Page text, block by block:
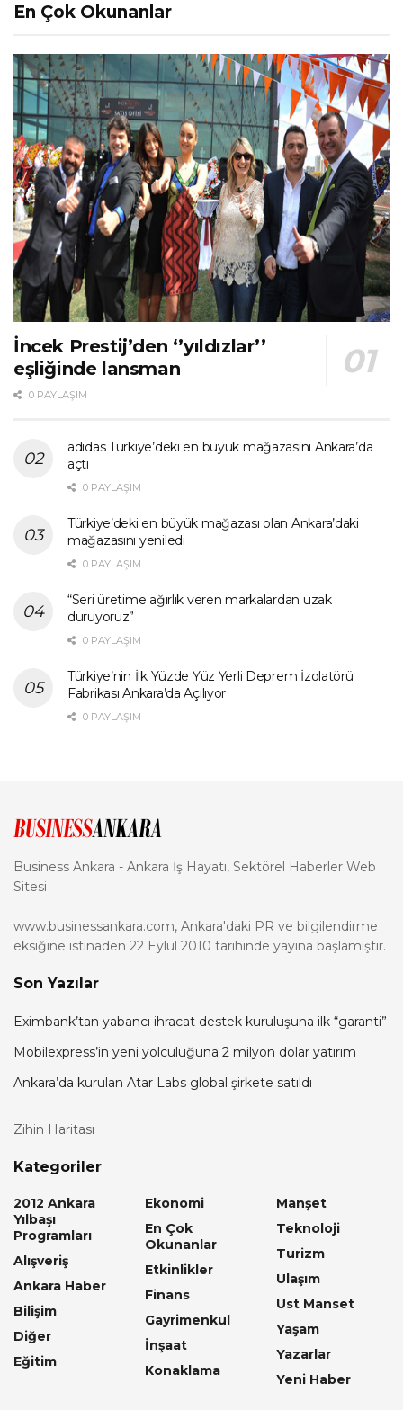
En Çok Okunanlar
İncek Prestij’den ‘’yıldızlar’’
eşliğinde lansman
0 PAYLAŞIM
adidas Türkiye’deki en büyük mağazasını Ankara’da
açtı
0 PAYLAŞIM
Türkiye’deki en büyük mağazası olan Ankara’daki
mağazasını yeniledi
0 PAYLAŞIM
“Seri üretime ağırlık veren markalardan uzak
duruyoruz”
0 PAYLAŞIM
Türkiye’nin İlk Yüzde Yüz Yerli Deprem İzolatörü
Fabrikası Ankara’da Açılıyor
0 PAYLAŞIM
Business Ankara - Ankara İş Hayatı, Sektörel Haberler Web
Sitesi
www.businessankara.com, Ankara'daki PR ve bilgilendirme
eksiğine istinaden 22 Eylül 2010 tarihinde yayına başlamıştır.
Son Yazılar
Eximbank’tan yabancı ihracat destek kuruluşuna ilk “garanti”
Mobilexpress’in yeni yolculuğuna 2 milyon dolar yatırım
Ankara’da kurulan Atar Labs global şirkete satıldı
Zihin Haritası
Kategoriler
2012 Ankara
Yılbaşı
Programları
Alışveriş
Ankara Haber
Bilişim
Diğer
Eğitim
Ekonomi
En Çok
Okunanlar
Etkinlikler
Finans
Gayrimenkul
İnşaat
Konaklama
Manşet
Teknoloji
Turizm
Ulaşım
Ust Manset
Yaşam
Yazarlar
Yeni Haber